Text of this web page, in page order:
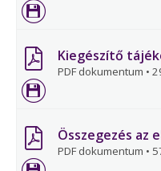
Kiegészítő
PDF dokumentum •
Összegezés az
PDF dokumentum •